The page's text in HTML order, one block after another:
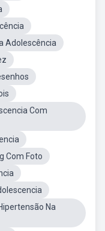
Adolescência
Com
Com Foto
Na